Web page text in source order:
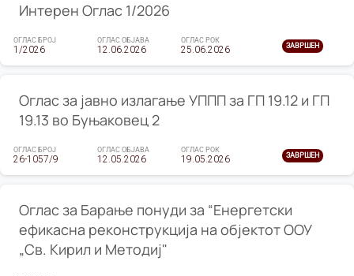
Интерен Оглас 1/2026
ОГЛАС БРОЈ
1/2026
ОГЛАС ОБЈАВА
12.06.2026
ОГЛАС РОК
25.06.2026 ЗАВРШЕН
Оглас за јавно излагање УППП за ГП 19.12 и ГП
19.13 во Буњаковец 2
ОГЛАС БРОЈ
26-1057/9
ОГЛАС ОБЈАВА
12.05.2026
ОГЛАС РОК
19.05.2026 ЗАВРШЕН
Оглас за Барање понуди за “Енергетски
ефикасна реконструкција на објектот ООУ
„Св. Кирил и Методиј"